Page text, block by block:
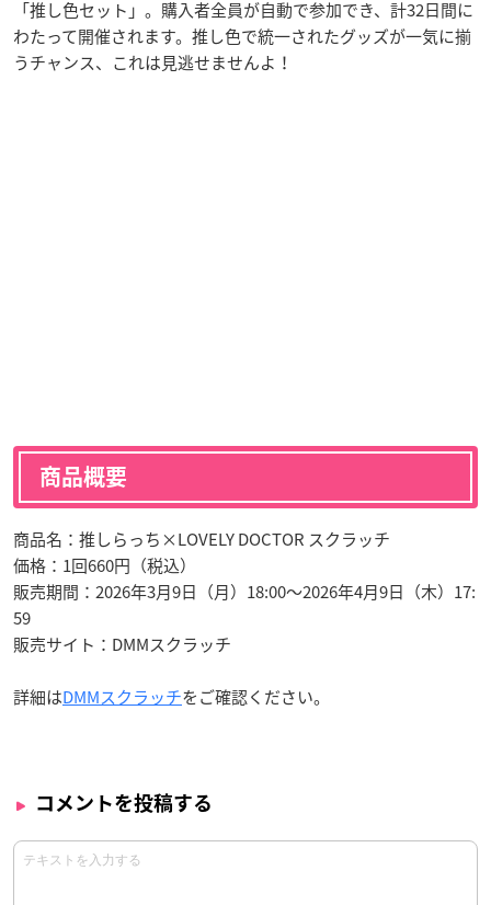
「推し色セット」。購入者全員が自動で参加でき、計32日間に
わたって開催されます。推し色で統一されたグッズが一気に揃
うチャンス、これは見逃せませんよ！
商品概要
商品名：推しらっち×LOVELY DOCTOR スクラッチ
価格：1回660円（税込）
販売期間：2026年3月9日（月）18:00～2026年4月9日（木）17:
59
販売サイト：DMMスクラッチ
詳細はDMMスクラッチをご確認ください。
コメントを投稿する